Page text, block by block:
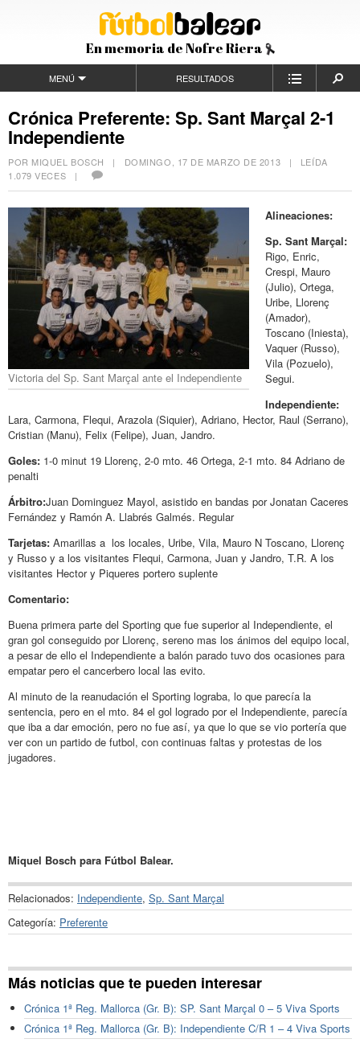
En memoria de Nofre Riera
MENÚ RESULTADOS
Crónica Preferente: Sp. Sant Marçal 2-1
Independiente
POR MIQUEL BOSCH | DOMINGO, 17 DE MARZO DE 2013 | LEÍDA
1.079 VECES |
Victoria del Sp. Sant Marçal ante el Independiente
Alineaciones:
Sp. Sant Marçal:
Rigo, Enric,
Crespi, Mauro
(Julio), Ortega,
Uribe, Llorenç
(Amador),
Toscano (Iniesta),
Vaquer (Russo),
Vila (Pozuelo),
Segui.
Independiente:
Lara, Carmona, Flequi, Arazola (Siquier), Adriano, Hector, Raul (Serrano),
Cristian (Manu), Felix (Felipe), Juan, Jandro.
Goles: 1-0 minut 19 Llorenç, 2-0 mto. 46 Ortega, 2-1 mto. 84 Adriano de
penalti
Árbitro:Juan Dominguez Mayol, asistido en bandas por Jonatan Caceres
Fernández y Ramón A. Llabrés Galmés. Regular
Tarjetas: Amarillas a los locales, Uribe, Vila, Mauro N Toscano, Llorenç
y Russo y a los visitantes Flequi, Carmona, Juan y Jandro, T.R. A los
visitantes Hector y Piqueres portero suplente
Comentario:
Buena primera parte del Sporting que fue superior al Independiente, el
gran gol conseguido por Llorenç, sereno mas los ánimos del equipo local,
a pesar de ello el Independiente a balón parado tuvo dos ocasiones para
empatar pero el cancerbero local las evito.
Al minuto de la reanudación el Sporting lograba, lo que parecía la
sentencia, pero en el mto. 84 el gol logrado por el Independiente, parecía
que iba a dar emoción, pero no fue así, ya que lo que se vio portería que
ver con un partido de futbol, con continuas faltas y protestas de los
jugadores.
Miquel Bosch para Fútbol Balear.
Relacionados: Independiente, Sp. Sant Marçal
Categoría: Preferente
Más noticias que te pueden interesar
Crónica 1ª Reg. Mallorca (Gr. B): SP. Sant Marçal 0 – 5 Viva Sports
Crónica 1ª Reg. Mallorca (Gr. B): Independiente C/R 1 – 4 Viva Sports